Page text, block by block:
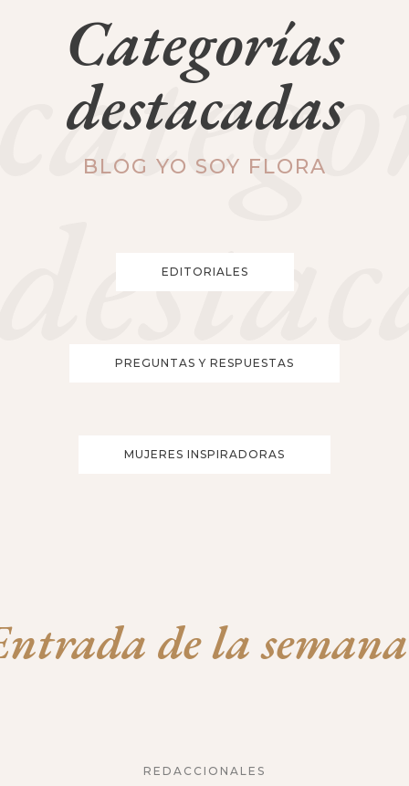
Categorías
destacadas
BLOG YO SOY FLORA
EDITORIALES
PREGUNTAS Y RESPUESTAS
MUJERES INSPIRADORAS
de la semana
REDACCIONALES